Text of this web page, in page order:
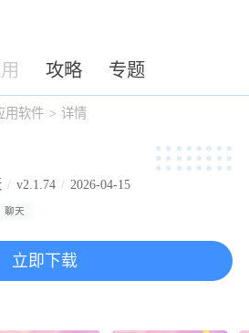
攻略 专题
用软件 详情
v2.1.74 2026-04-15
聊天
立即下载